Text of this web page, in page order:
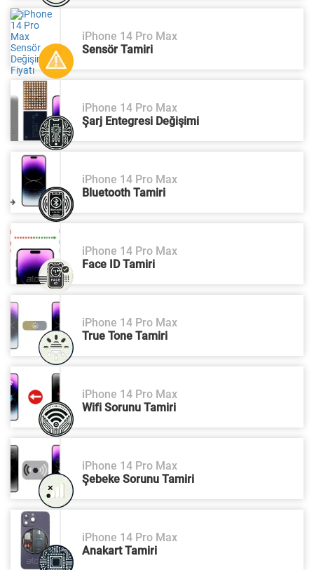
iPhone 14 Pro Max
Sensör Tamiri
iPhone 14 Pro Max
Şarj Entegresi Değişimi
iPhone 14 Pro Max
Bluetooth Tamiri
iPhone 14 Pro Max
Face ID Tamiri
iPhone 14 Pro Max
True Tone Tamiri
iPhone 14 Pro Max
Wifi Sorunu Tamiri
iPhone 14 Pro Max
Şebeke Sorunu Tamiri
iPhone 14 Pro Max
Anakart Tamiri